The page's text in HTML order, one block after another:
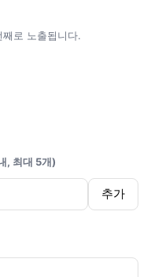
로 노출됩니다.
, 최대 5개)
추가